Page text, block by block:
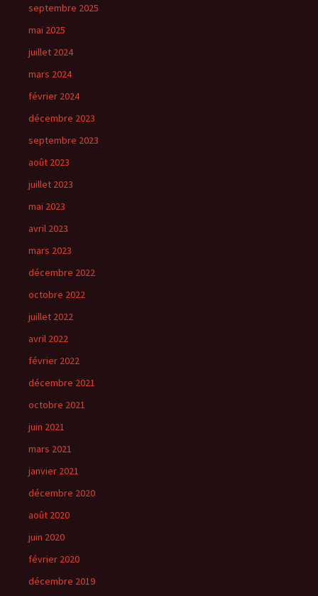
septembre 2025
mai 2025
juillet 2024
mars 2024
février 2024
décembre 2023
septembre 2023
août 2023
juillet 2023
mai 2023
avril 2023
mars 2023
décembre 2022
octobre 2022
juillet 2022
avril 2022
février 2022
décembre 2021
octobre 2021
juin 2021
mars 2021
janvier 2021
décembre 2020
août 2020
juin 2020
février 2020
décembre 2019